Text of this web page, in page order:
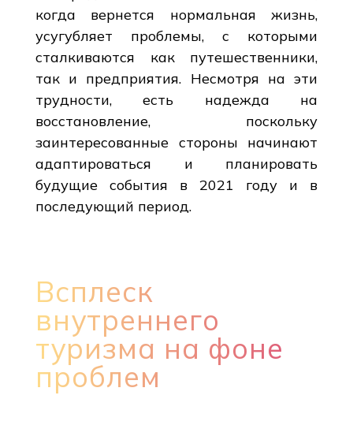
когда вернется нормальная жизнь,
усугубляет проблемы, с которыми
сталкиваются как путешественники,
так и предприятия. Несмотря на эти
трудности, есть надежда на
восстановление, поскольку
заинтересованные стороны начинают
адаптироваться и планировать
будущие события в 2021 году и в
последующий период.
Всплеск
внутреннего
туризма на фоне
проблем